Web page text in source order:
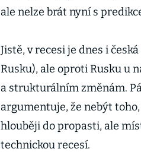
ale nelze brát nyní s
Jistě, v recesi je dnes i
Rusku), ale oproti Rusku u
a strukturálním změnám.
argumentuje, že nebýt
hlouběji do propasti, ale
technickou recesí.